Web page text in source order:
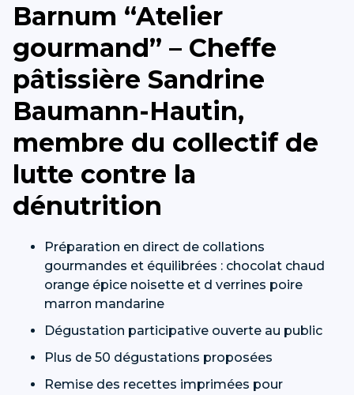
Barnum “Atelier
gourmand” – Cheffe
pâtissière Sandrine
Baumann-Hautin,
membre du collectif de
lutte contre la
dénutrition
Préparation en direct de collations
gourmandes et équilibrées : chocolat chaud
orange épice noisette et d verrines poire
marron mandarine
Dégustation participative ouverte au public
Plus de 50 dégustations proposées
Remise des recettes imprimées pour